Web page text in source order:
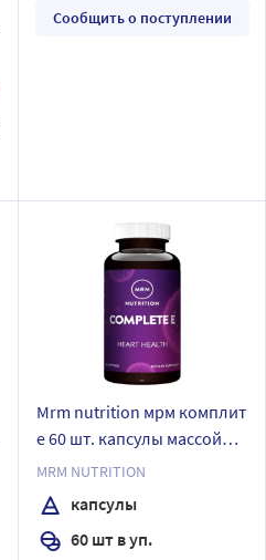
Сообщить о поступлении
Mrm nutrition мрм комплит
е 60 шт. капсулы массой
1300 мг
MRM NUTRITION
капсулы
60 шт в уп.